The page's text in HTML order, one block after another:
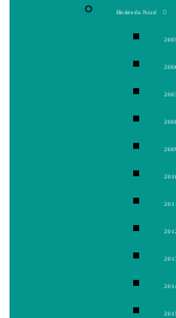
Rivière du Nord
2011